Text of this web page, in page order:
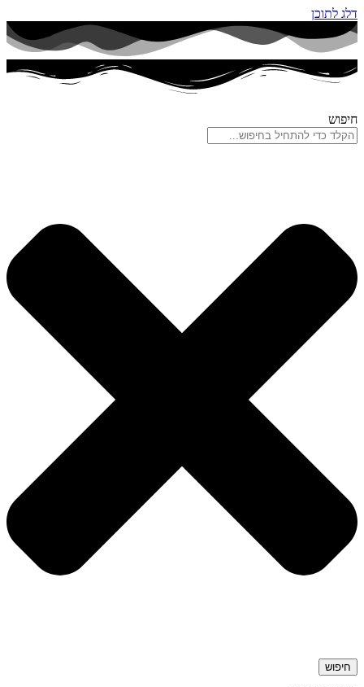
דלג לתוכן
חיפוש
חיפוש